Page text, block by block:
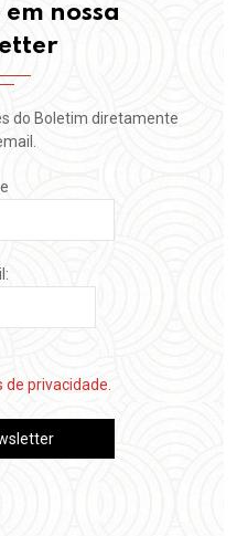
nossa
do Boletim diretamente
de privacidade.